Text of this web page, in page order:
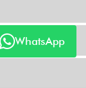
WhatsApp